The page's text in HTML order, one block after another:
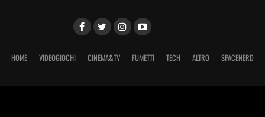
HOME VIDEOGIOCHI CINEMA&TV FUMETTI TECH ALTRO SPACENERD